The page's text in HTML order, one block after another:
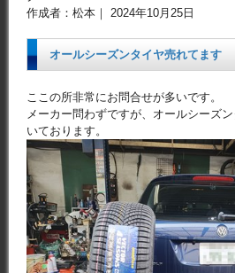
作成者：松本｜ 2024年10月25日
オールシーズンタイヤ売れてます
ここの所非常にお問合せが多いです。
メーカー問わずですが、オールシーズ
いております。